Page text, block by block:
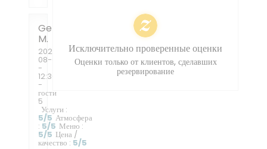
Genevieve
M
2026-
08-06
-
12:30
-
гости
5
Услуги :
5/5 Атмосфера
: 5/5 Меню :
5/5 Цена /
качество : 5/5
Исключительно проверенные оценки
Оценки только от клиентов, сделавших
резервирование